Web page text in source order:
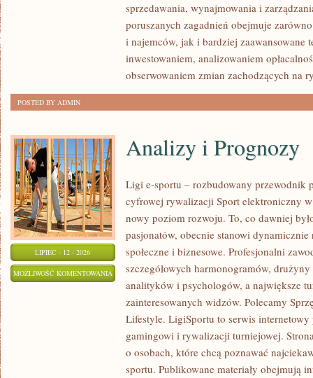
sprzedawania, wynajmowania i
poruszanych zagadnień obejmuje
i najemców, jak i bardziej zaawansowane
inwestowaniem, analizowaniem
obserwowaniem zmian zachodzących na
POSTED BY ADMIN
LIPIEC - 12 - 2026
MOŻLIWOŚĆ KOMENTOWANIA ANALIZY
PROGNOZY
Analizy i Prognozy
Ligi e-sportu – rozbudowany przewodnik
cyfrowej rywalizacji Sport elektroniczny
nowy poziom rozwoju. To, co dawniej
pasjonatów, obecnie stanowi
społeczne i biznesowe. Profesjonalni
szczegółowych harmonogramów,
analityków i psychologów, a największe
zainteresowanych widzów. Polecamy
Lifestyle. LigiSportu to serwis
gamingowi i rywalizacji turniejowej.
o osobach, które chcą poznawać
sportu. Publikowane materiały obejmują